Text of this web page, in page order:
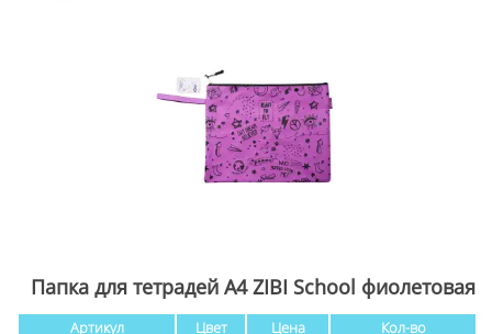
Папка для тетрадей А4 ZIBI School фиолетовая
Артикул Цвет Цена
Кол-во